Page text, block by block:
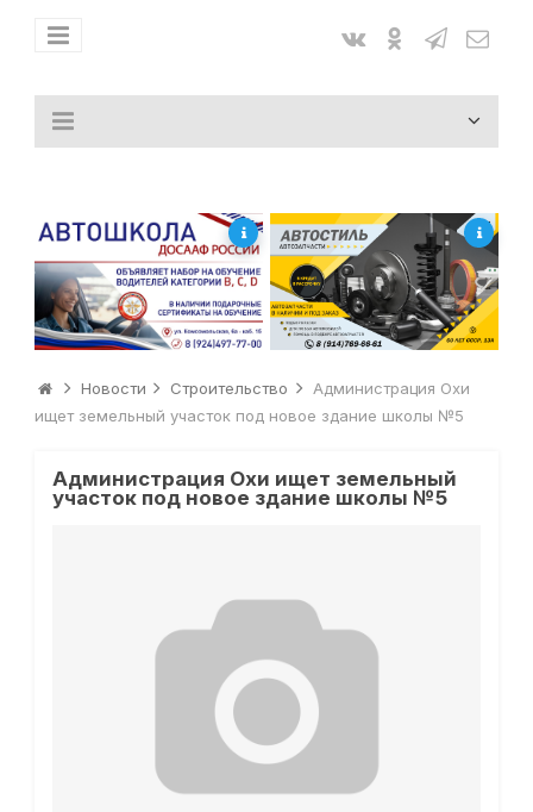
Новости Строительство
Администрация Охи
ищет земельный участок под новое здание школы №5
Администрация Охи ищет земельный
участок под новое здание школы №5